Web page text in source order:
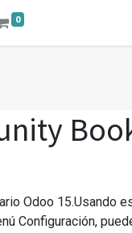
0
Odoo 15.Usando
Configuración,